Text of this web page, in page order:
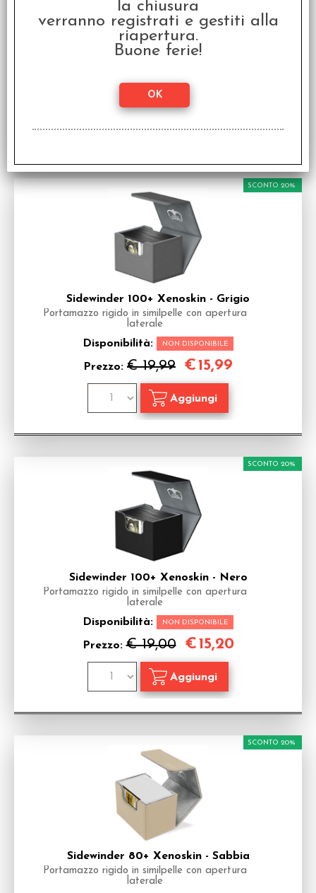
Sidewinder 100+ Xenoskin - Bianco
Portamazzo rigido in similpelle con apertura
laterale
Prezzo: € 19,00 €
Sidewinder 100+ Xenoskin - Grigio
Portamazzo rigido in similpelle con apertura
laterale
Disponibilità: NON DISPONIBILE
Prezzo: € 19,99
SCONTO 20%
€15,99
Sidewinder 100+ Xenoskin - Nero
Portamazzo rigido in similpelle con apertura
laterale
Disponibilità: NON DISPONIBILE
Prezzo:€ 19,00
SCONTO 20%
€15,20
Sidewinder 80+ Xenoskin - Sabbia
Portamazzo rigido in similpelle con apertura
laterale
SCONTO 20%
la chiusura
verranno registrati e gestiti alla
riapertura.
Buone ferie!